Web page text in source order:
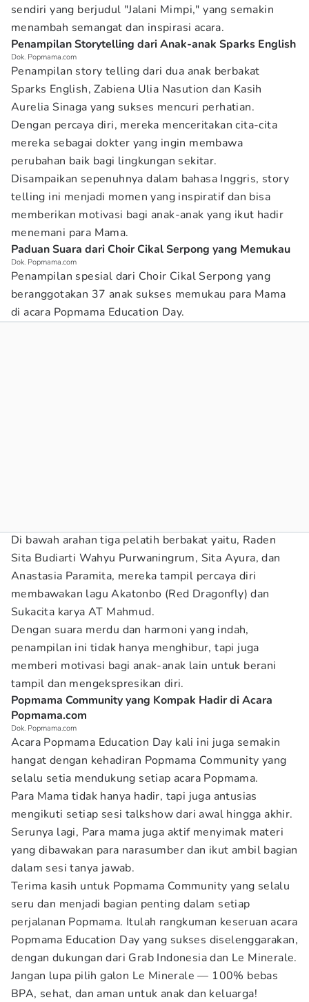
sendiri yang berjudul "Jalani Mimpi," yang semakin
menambah semangat dan inspirasi acara.
Penampilan Storytelling dari Anak-anak Sparks English
Dok. Popmama.com
Penampilan story telling dari dua anak berbakat
Sparks English, Zabiena Ulia Nasution dan Kasih
Aurelia Sinaga yang sukses mencuri perhatian.
Dengan percaya diri, mereka menceritakan cita-cita
mereka sebagai dokter yang ingin membawa
perubahan baik bagi lingkungan sekitar.
Disampaikan sepenuhnya dalam bahasa Inggris, story
telling ini menjadi momen yang inspiratif dan bisa
memberikan motivasi bagi anak-anak yang ikut hadir
menemani para Mama.
Paduan Suara dari Choir Cikal Serpong yang Memukau
Dok. Popmama.com
Penampilan spesial dari Choir Cikal Serpong yang
beranggotakan 37 anak sukses memukau para Mama
di acara Popmama Education Day.
Di bawah arahan tiga pelatih berbakat yaitu, Raden
Sita Budiarti Wahyu Purwaningrum, Sita Ayura, dan
Anastasia Paramita, mereka tampil percaya diri
membawakan lagu Akatonbo (Red Dragonfly) dan
Sukacita karya AT Mahmud.
Dengan suara merdu dan harmoni yang indah,
penampilan ini tidak hanya menghibur, tapi juga
memberi motivasi bagi anak-anak lain untuk berani
tampil dan mengekspresikan diri.
Popmama Community yang Kompak Hadir di Acara
Popmama.com
Dok. Popmama.com
Acara Popmama Education Day kali ini juga semakin
hangat dengan kehadiran Popmama Community yang
selalu setia mendukung setiap acara Popmama.
Para Mama tidak hanya hadir, tapi juga antusias
mengikuti setiap sesi talkshow dari awal hingga akhir.
Serunya lagi, Para mama juga aktif menyimak materi
yang dibawakan para narasumber dan ikut ambil bagian
dalam sesi tanya jawab.
Terima kasih untuk Popmama Community yang selalu
seru dan menjadi bagian penting dalam setiap
perjalanan Popmama. Itulah rangkuman keseruan acara
Popmama Education Day yang sukses diselenggarakan,
dengan dukungan dari Grab Indonesia dan Le Minerale.
Jangan lupa pilih galon Le Minerale — 100% bebas
BPA, sehat, dan aman untuk anak dan keluarga!